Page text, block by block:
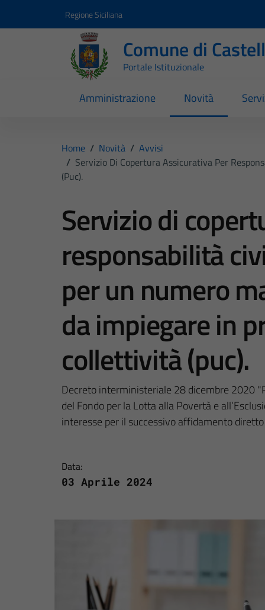
Regione Siciliana
Comune di
Portale Istituzionale
Amministrazione Novità
Home / Novità / Avvisi
/ Servizio Di Copertura Assicurativa Per
(puc).
Servizio di
responsabilità
per un numero
da impiegare in
collettività (puc).
Decreto interministeriale 28 dicembre 2020
del Fondo per la Lotta alla Povertà e
interesse per il successivo affidamento
Data:
03 Aprile 2024